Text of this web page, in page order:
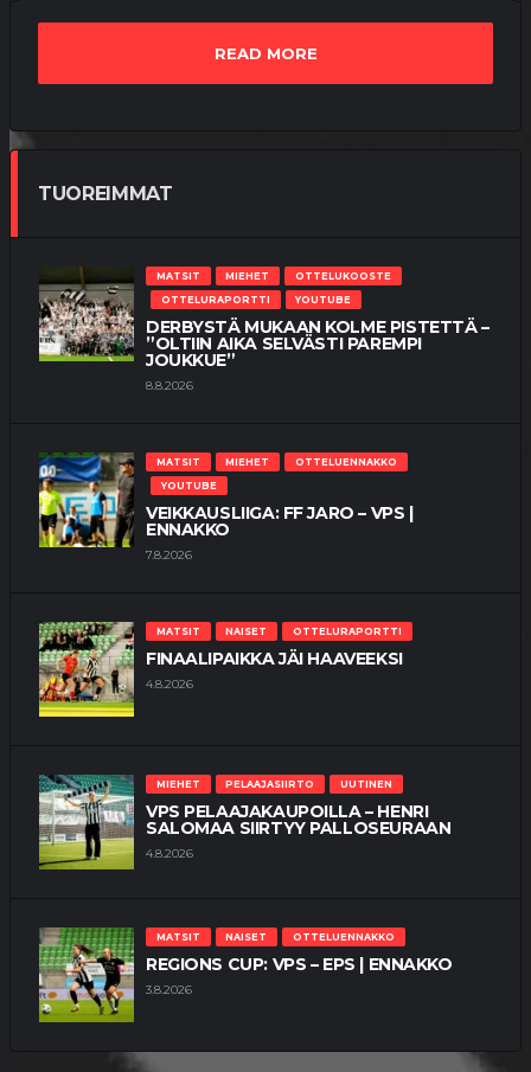
READ MORE
TUOREIMMAT
MATSIT MIEHET
OTTELUKOOSTE
OTTELURAPORTTI
YOUTUBE
DERBYSTÄ MUKAAN KOLME PISTETTÄ –
”OLTIIN AIKA SELVÄSTI PAREMPI
JOUKKUE”
8.8.2026
MATSIT MIEHET
OTTELUENNAKKO
YOUTUBE
VEIKKAUSLIIGA: FF JARO – VPS |
ENNAKKO
7.8.2026
MATSIT NAISET OTTELURAPORTTI
FINAALIPAIKKA JÄI HAAVEEKSI
4.8.2026
MIEHET PELAAJASIIRTO UUTINEN
VPS PELAAJAKAUPOILLA – HENRI
SALOMAA SIIRTYY PALLOSEURAAN
4.8.2026
MATSIT NAISET OTTELUENNAKKO
REGIONS CUP: VPS – EPS | ENNAKKO
3.8.2026